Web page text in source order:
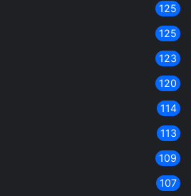
125
125
123
120
114
113
109
107